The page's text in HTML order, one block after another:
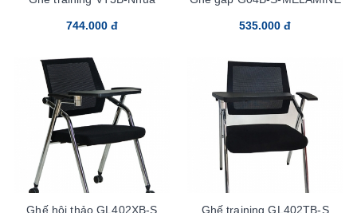
744.000 đ 535.000 đ
Ghế hội thảo GL402XB-S Ghế training GL402TB-S